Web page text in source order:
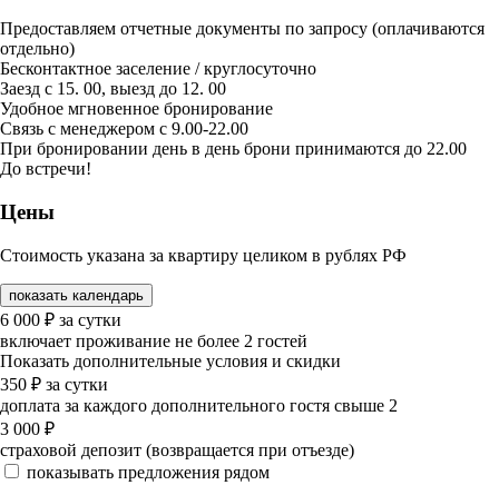
Предоставляем отчетные документы по запросу (оплачиваются
отдельно)
Бесконтактное заселение / круглосуточно
Заезд с 15. 00, выезд до 12. 00
Удобное мгновенное бронирование
Связь с менеджером с 9.00-22.00
При бронировании день в день брони принимаются до 22.00
До встречи!
Цены
Стоимость указана за квартиру целиком в рублях РФ
показать календарь
6 000 ₽ за сутки
включает проживание не более 2 гостей
Показать дополнительные условия и скидки
350 ₽ за сутки
доплата за каждого дополнительного гостя свыше 2
3 000 ₽
страховой депозит (возвращается при отъезде)
показывать предложения рядом